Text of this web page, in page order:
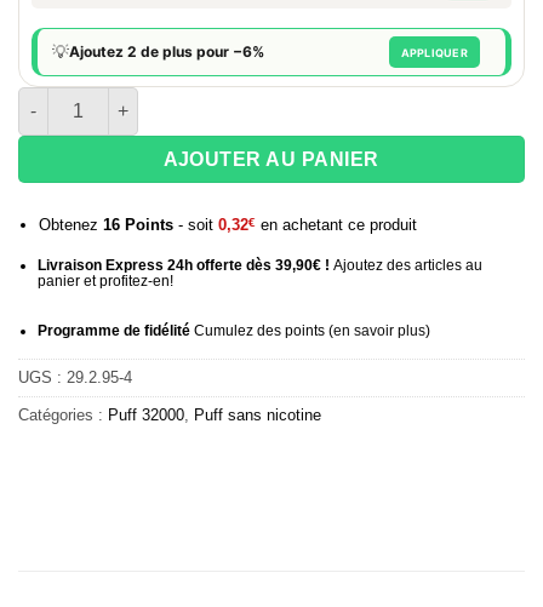
💡Ajoutez 2 de plus pour −6% APPLIQUER
quantité de Puff XFighter 32K Sans Nicotine - Minasawa
AJOUTER AU PANIER
Obtenez 16Points- soit 0,32€ en achetant ce produit
Livraison Express 24h offerte dès 39,90€ ! Ajoutez des articles au
panier et profitez-en!
Programme de fidélitéCumulez des points (en savoir plus)
UGS : 29.2.95-4
Catégories : Puff 32000 Puff sans nicotine